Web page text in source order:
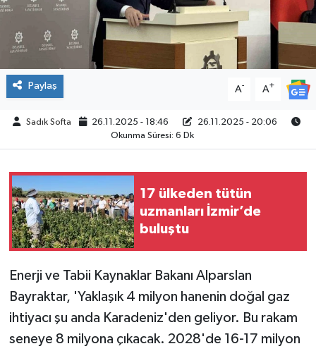
Paylaş A- A+
Sadık Softa 26.11.2025 - 18:46
26.11.2025 - 20:06
Okunma Süresi: 6 Dk
17 ülkeden tütün
uzmanları İzmir’de
buluştu
Enerji ve Tabii Kaynaklar Bakanı Alparslan
Bayraktar, 'Yaklaşık 4 milyon hanenin doğal gaz
ihtiyacı şu anda Karadeniz'den geliyor. Bu rakam
seneye 8 milyona çıkacak. 2028'de 16-17 milyon
MAGAZİN
VEFAT
BİLİM&TEKNOLOJİ
TÜRKİYE
DÜNYA